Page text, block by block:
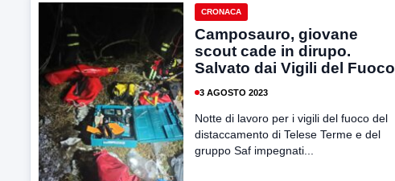
CRONACA
Camposauro, giovane
scout cade in dirupo.
Salvato dai Vigili del Fuoco
3 AGOSTO 2023
Notte di lavoro per i vigili del fuoco del
distaccamento di Telese Terme e del
gruppo Saf impegnati...